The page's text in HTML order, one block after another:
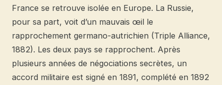
France se retrouve isolée en Europe. La Russie,
pour sa part, voit d’un mauvais œil le
rapprochement germano-autrichien (Triple Alliance,
1882). Les deux pays se rapprochent. Après
plusieurs années de négociations secrètes, un
accord militaire est signé en 1891, complété en 1892